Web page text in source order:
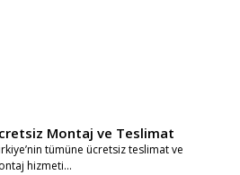
Montaj ve Teslimat
tümüne ücretsiz teslimat ve
hizmeti...